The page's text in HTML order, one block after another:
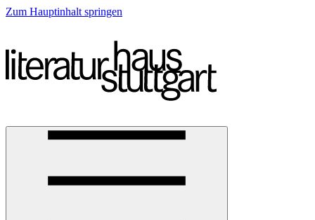
Zum Hauptinhalt springen